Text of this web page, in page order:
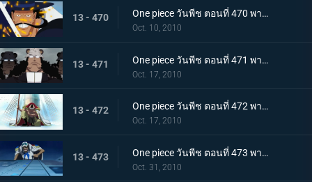
13 - 470 One piece วันพีช ตอนที่ 470 พากย์ไทย สุดยอดนักดาบมิฮอว์ค คมดาบดำที่ฟาดใส่ลูฟี่
Oct. 10, 2010
13 - 471 One piece วันพีช ตอนที่ 471 พากย์ไทย เริ่มแผนทำลายล้าง อาณุภาพของกองทัพแปซิฟิสต้า
Oct. 17, 2010
13 - 472 One piece วันพีช ตอนที่ 472 พากย์ไทย อุบายของอาคาอินุ! หนวดขาวติดกับเข้าแล้ว
Oct. 17, 2010
13 - 473 One piece วันพีช ตอนที่ 473 พากย์ไทย เริ่มใช้แผนกำแพงล้อม! กลุ่มโจรสลัดหนวดขาวจนมุม!!
Oct. 31, 2010